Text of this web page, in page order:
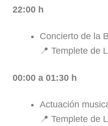
22:00 h
Concierto de la
📍 Templete de
00:00 a 01:30 h
Actuación
📍 Templete de